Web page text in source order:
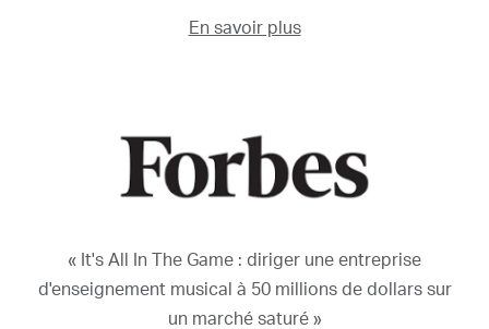
En savoir plus
« It's All In The Game : diriger une entreprise
d'enseignement musical à 50 millions de dollars sur
un marché saturé »